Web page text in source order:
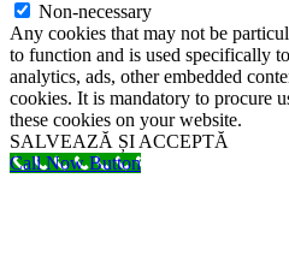
Non-necessary
Any cookies that may not be
to function and is used specifically
analytics, ads, other embedded
cookies. It is mandatory to procure
these cookies on your website.
SALVEAZĂ ȘI ACCEPTĂ
Call Now Button